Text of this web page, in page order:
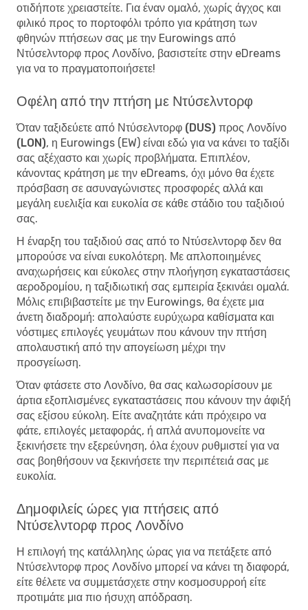
οτιδήποτε χρειαστείτε. Για έναν ομαλό, χωρίς άγχος και
φιλικό προς το πορτοφόλι τρόπο για κράτηση των
φθηνών πτήσεων σας με την Eurowings από
Ντύσελντορφ προς Λονδίνο, βασιστείτε στην eDreams
για να το πραγματοποιήσετε!
Οφέλη από την πτήση με Ντύσελντορφ
Όταν ταξιδεύετε από Ντύσελντορφ (DUS) προς Λονδίνο
(LON), η Eurowings (EW) είναι εδώ για να κάνει το ταξίδι
σας αξέχαστο και χωρίς προβλήματα. Επιπλέον,
κάνοντας κράτηση με την eDreams, όχι μόνο θα έχετε
πρόσβαση σε ασυναγώνιστες προσφορές αλλά και
μεγάλη ευελιξία και ευκολία σε κάθε στάδιο του ταξιδιού
σας.
Η έναρξη του ταξιδιού σας από το Ντύσελντορφ δεν θα
μπορούσε να είναι ευκολότερη. Με απλοποιημένες
αναχωρήσεις και εύκολες στην πλοήγηση εγκαταστάσεις
αεροδρομίου, η ταξιδιωτική σας εμπειρία ξεκινάει ομαλά.
Μόλις επιβιβαστείτε με την Eurowings, θα έχετε μια
άνετη διαδρομή: απολαύστε ευρύχωρα καθίσματα και
νόστιμες επιλογές γευμάτων που κάνουν την πτήση
απολαυστική από την απογείωση μέχρι την
προσγείωση.
Όταν φτάσετε στο Λονδίνο, θα σας καλωσορίσουν με
άρτια εξοπλισμένες εγκαταστάσεις που κάνουν την άφιξή
σας εξίσου εύκολη. Είτε αναζητάτε κάτι πρόχειρο να
φάτε, επιλογές μεταφοράς, ή απλά ανυπομονείτε να
ξεκινήσετε την εξερεύνηση, όλα έχουν ρυθμιστεί για να
σας βοηθήσουν να ξεκινήσετε την περιπέτειά σας με
ευκολία.
Δημοφιλείς ώρες για πτήσεις από
Ντύσελντορφ προς Λονδίνο
Η επιλογή της κατάλληλης ώρας για να πετάξετε από
Ντύσελντορφ προς Λονδίνο μπορεί να κάνει τη διαφορά,
είτε θέλετε να συμμετάσχετε στην κοσμοσυρροή είτε
προτιμάτε μια πιο ήσυχη απόδραση.